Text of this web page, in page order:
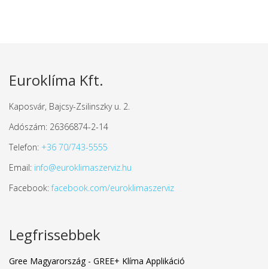
Euroklíma Kft.
Kaposvár, Bajcsy-Zsilinszky u. 2.
Adószám: 26366874-2-14
Telefon: +36 70/743-5555
Email: info@euroklimaszerviz.hu
Facebook:facebook.com/euroklimaszerviz
Legfrissebbek
Gree Magyarország - GREE+ Klíma Applikáció